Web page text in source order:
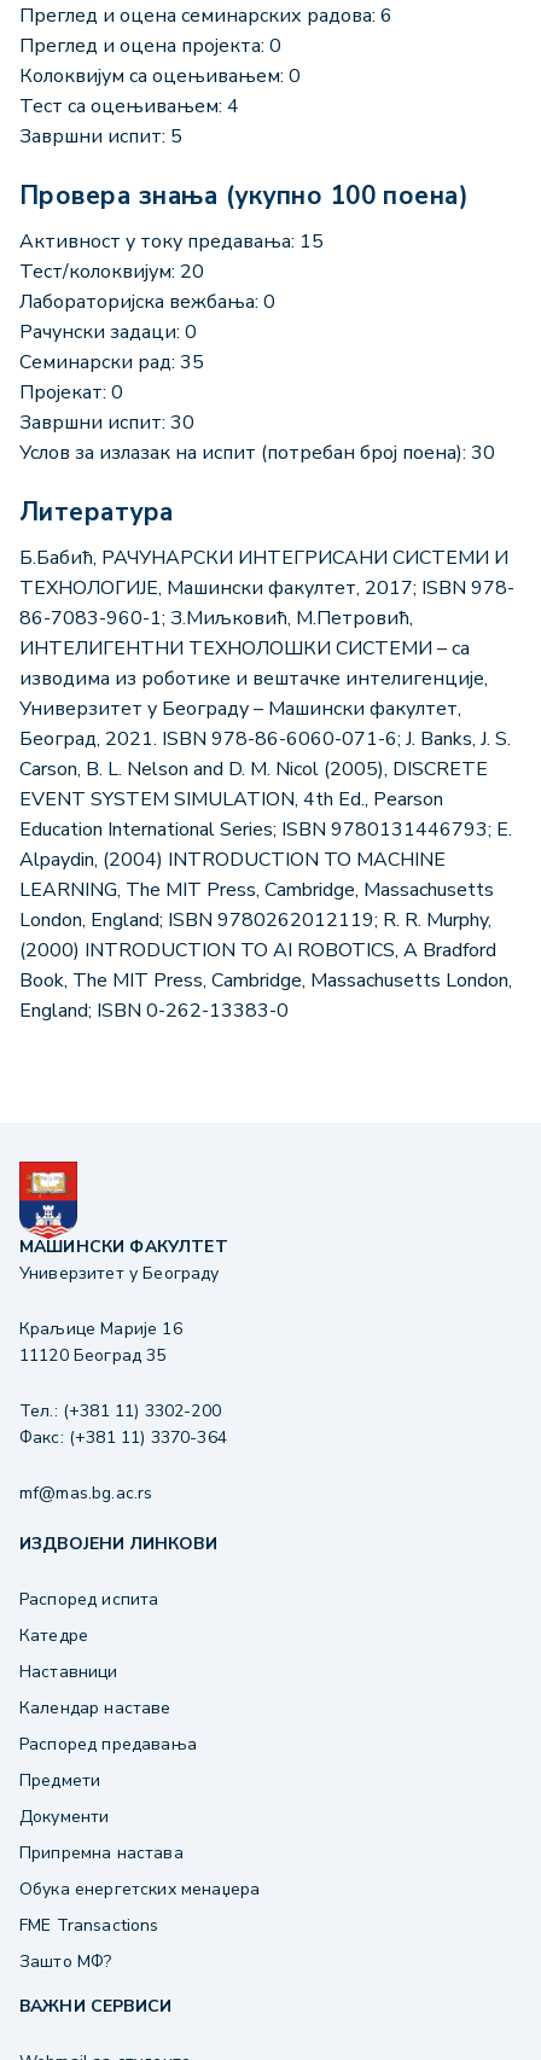
Преглед и оцена семинарских радова: 6
Преглед и оцена пројекта: 0
Колоквијум са оцењивањем: 0
Тест са оцењивањем: 4
Завршни испит: 5
Провера знања (укупно 100 поена)
Активност у току предавања: 15
Тест/колоквијум: 20
Лабораторијска вежбања: 0
Рачунски задаци: 0
Семинарски рад: 35
Пројекат: 0
Завршни испит: 30
Услов за излазак на испит (потребан број поена): 30
Литература
Б.Бабић, РАЧУНАРСКИ ИНТЕГРИСАНИ СИСТЕМИ И
ТЕХНОЛОГИЈЕ, Машински факултет, 2017; ISBN 978-
86-7083-960-1; З.Миљковић, М.Петровић,
ИНТЕЛИГЕНТНИ ТЕХНОЛОШКИ СИСТЕМИ – са
изводима из роботике и вештачке интелигенције,
Универзитет у Београду – Машински факултет,
Београд, 2021. ISBN 978-86-6060-071-6; J. Banks, J. S.
Carson, B. L. Nelson and D. M. Nicol (2005), DISCRETE
EVENT SYSTEM SIMULATION, 4th Ed., Pearson
Education International Series; ISBN 9780131446793; E.
Alpaydin, (2004) INTRODUCTION TO MACHINE
LEARNING, The MIT Press, Cambridge, Massachusetts
London, England; ISBN 9780262012119; R. R. Murphy,
(2000) INTRODUCTION TO AI ROBOTICS, A Bradford
Book, The MIT Press, Cambridge, Massachusetts London,
England; ISBN 0-262-13383-0
МАШИНСКИ ФАКУЛТЕТ
Универзитет у Београду
Краљице Марије 16
11120 Београд 35
Тел.: (+381 11) 3302-200
Факс: (+381 11) 3370-364
mf@mas.bg.ac.rs
ИЗДВОЈЕНИ ЛИНКОВИ
Распоред испита
Катедре
Наставници
Календар наставе
Распоред предавања
Предмети
Документи
Припремна настава
Обука енергетских менаџера
FME Transactions
Зашто МФ?
ВАЖНИ СЕРВИСИ